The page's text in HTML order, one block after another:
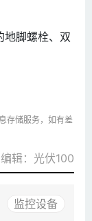
脚螺栓、双
存储服务，如有差
编辑：光伏100
监控设备